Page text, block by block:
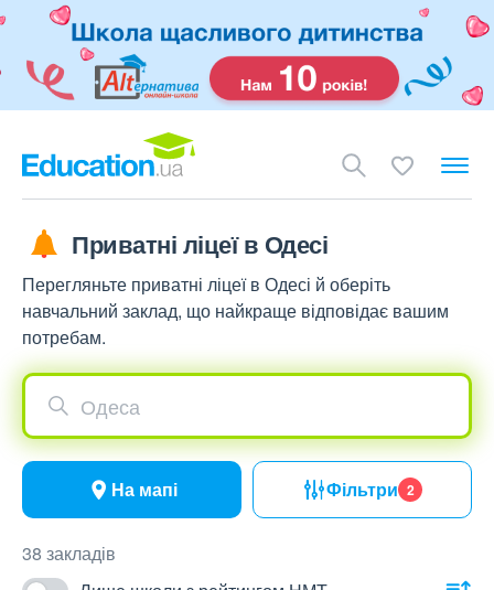
Приватні ліцеї в Одесі
Перегляньте приватні ліцеї в Одесі й оберіть
навчальний заклад, що найкраще відповідає вашим
потребам.
Одеса
На мапі Фільтри 2
38 закладів